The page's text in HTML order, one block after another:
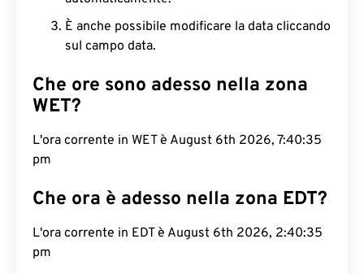
È anche possibile modificare la data cliccando
sul campo data.
Che ore sono adesso nella zona
WET?
L'ora corrente in WET è August 6th 2026, 7:40:36
pm
Che ora è adesso nella zona EDT?
L'ora corrente in EDT è August 6th 2026, 2:40:36
pm